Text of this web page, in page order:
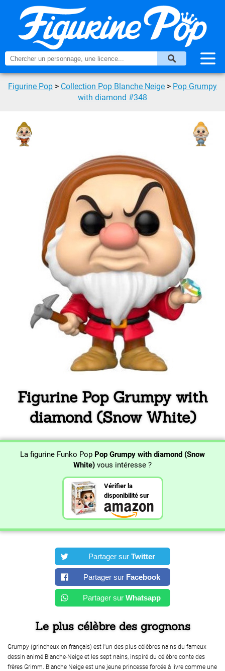
Figurine Pop > Collection Pop Blanche Neige > Pop Grumpy
with diamond #348
Figurine Pop Grumpy with
diamond (Snow White)
La figurine Funko Pop Pop Grumpy with diamond (Snow
White) vous intéresse ?
Vérifier la
disponibilité sur
Partager sur Twitter
Partager sur Facebook
Partager sur Whatsapp
Le plus célèbre des grognons
Grumpy (grincheux en français) est l'un des plus célèbres nains du fameux
dessin animé Blanche-Neige et les sept nains, inspiré du célèbre conte des
frères Grimm. Blanche Neige est une jeune princesse forcée à livre comme une